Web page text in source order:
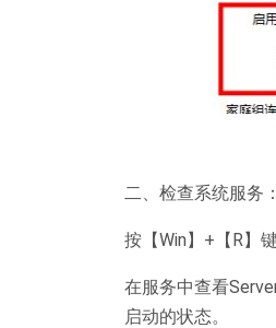
二、检查系统服务：
按【Win】+【R】
在服务中查看
启动的状态。